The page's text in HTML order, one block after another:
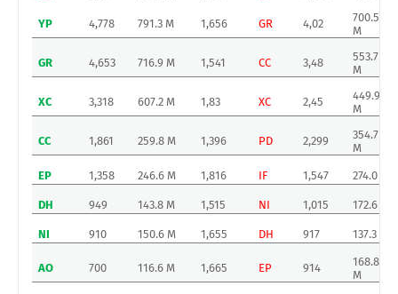
YP 4,778 791.3 M 1,656 GR 4,02
700.5
M
GR 4,653 716.9 M 1,541 CC 3,48
553.7
M
XC 3,318 607.2 M 1,83 XC 2,45
449.9
M
CC 1,861 259.8 M 1,396 PD 2,299
354.7
M
EP 1,358 246.6 M 1,816 IF 1,547 274.0 M
DH 949 143.8 M 1,515 NI 1,015 172.6 M
NI 910 150.6 M 1,655 DH 917 137.3 M
AO 700 116.6 M 1,665 EP 914
168.8
M